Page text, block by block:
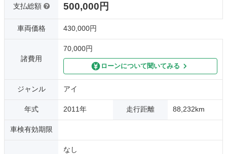
支払総額 500,000円
車両価格 430,000円
諸費用
70,000円
ローンについて聞いてみる
ジャンル アイ
年式 2011年 走行距離 88,232km
車検有効期限
なし